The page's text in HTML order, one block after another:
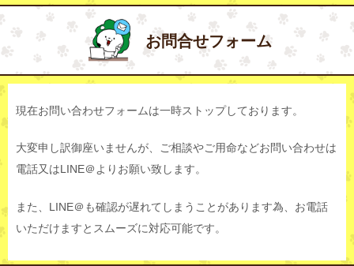
お問合せフォーム
現在お問い合わせフォームは一時ストップしております。
大変申し訳御座いませんが、ご相談やご用命などお問い合わせは
電話又はLINE＠よりお願い致します。
また、LINE＠も確認が遅れてしまうことがあります為、お電話
いただけますとスムーズに対応可能です。